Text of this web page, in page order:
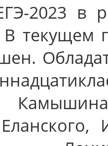
2023 в
В текущем